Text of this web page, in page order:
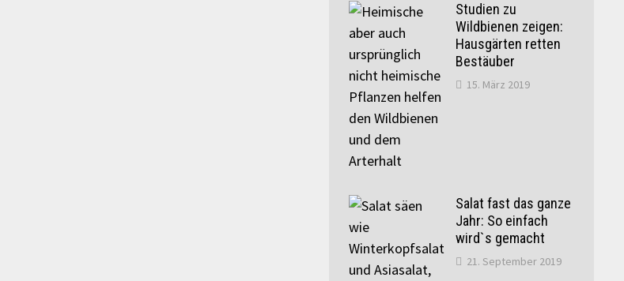
Studien zu
Wildbienen zeigen:
Hausgärten retten
Bestäuber
15. März 2019
Salat fast das ganze
Jahr: So einfach
wird`s gemacht
21. September 2019